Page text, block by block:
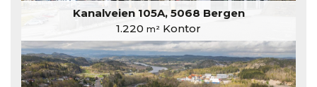
Kanalveien 105A, 5068 Bergen
1.220 m² Kontor